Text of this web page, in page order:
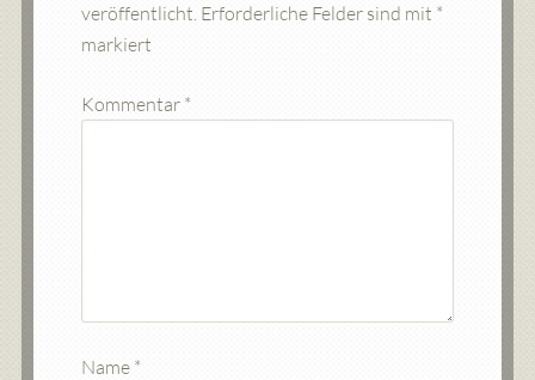
veröffentlicht. Erforderliche Felder sind mit *
markiert
Kommentar *
Name *